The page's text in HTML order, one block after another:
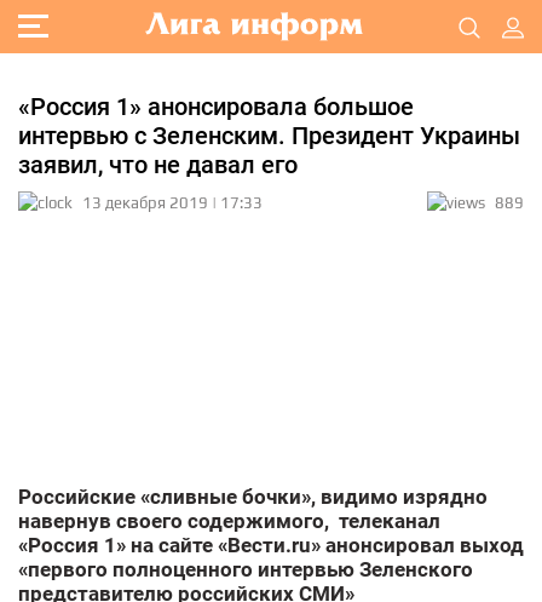
«Россия 1» анонсировала большое
интервью с Зеленским. Президент Украины
заявил, что не давал его
13 декабря 2019 | 17:33 889
Российские «сливные бочки», видимо изрядно
навернув своего содержимого, телеканал
«Россия 1» на сайте «Вести.ru» анонсировал выход
«первого полноценного интервью Зеленского
представителю российских СМИ»